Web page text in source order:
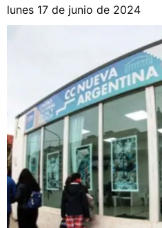
lunes 17 de junio de 2024